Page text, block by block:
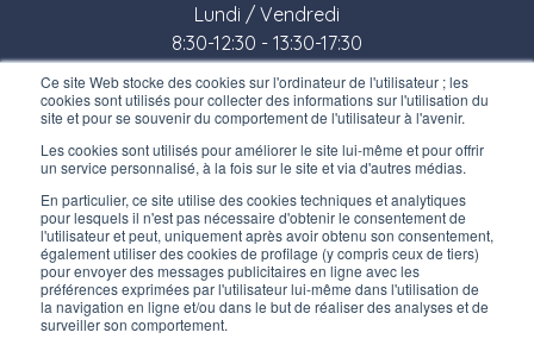
Ce site Web stocke des cookies sur l'ordinateur de l'utilisateur ; les
cookies sont utilisés pour collecter des informations sur l'utilisation du
site et pour se souvenir du comportement de l'utilisateur à l'avenir.
Les cookies sont utilisés pour améliorer le site lui-même et pour offrir
un service personnalisé, à la fois sur le site et via d'autres médias.
En particulier, ce site utilise des cookies techniques et analytiques
pour lesquels il n'est pas nécessaire d'obtenir le consentement de
l'utilisateur et peut, uniquement après avoir obtenu son consentement,
également utiliser des cookies de profilage (y compris ceux de tiers)
pour envoyer des messages publicitaires en ligne avec les
préférences exprimées par l'utilisateur lui-même dans l'utilisation de
la navigation en ligne et/ou dans le but de réaliser des analyses et de
surveiller son comportement.
Lundi / Vendredi
8:30-12:30 - 13:30-17:30
Magasin:
Lundi / Vendredi
8:30-12:00 - 13:30-17:00
LIENS UTILES
Inscrivez-vous à notre newsletter
Travaillez avec nous
Les emballages d’Interfluid